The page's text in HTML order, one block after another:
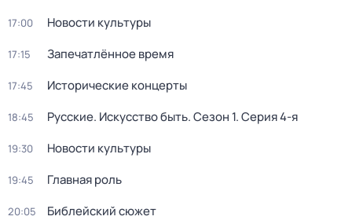
17:00 Новости культуры
17:15 Запечатлённое время
17:45 Исторические концерты
18:45 Русские. Искусство быть. Сезон 1. Серия 4-я
19:30 Новости культуры
19:45 Главная роль
20:05 Библейский сюжет